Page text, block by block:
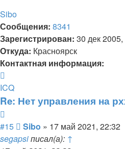
Sibo
Сообщения: 8341
Зарегистрирован: 30 дек
Откуда: Красноярск
Контактная информация:
информация
пользователя
ICQ
Re: Нет управления на
#15
Сообщение
Sibo » 17 май 2021, 22:32
segapsiписал(а): ↑